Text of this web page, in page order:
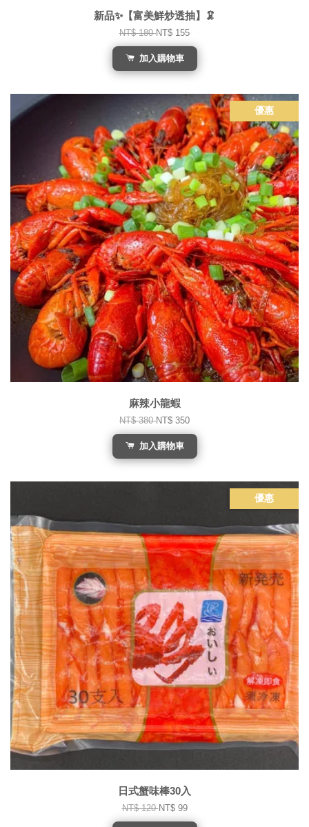
新品✨【富美鮮炒透抽】🦑
NT$ 180NT$ 155
加入購物車
優惠
麻辣小龍蝦
NT$ 380NT$ 350
加入購物車
優惠
日式蟹味棒30入
NT$ 120NT$ 99